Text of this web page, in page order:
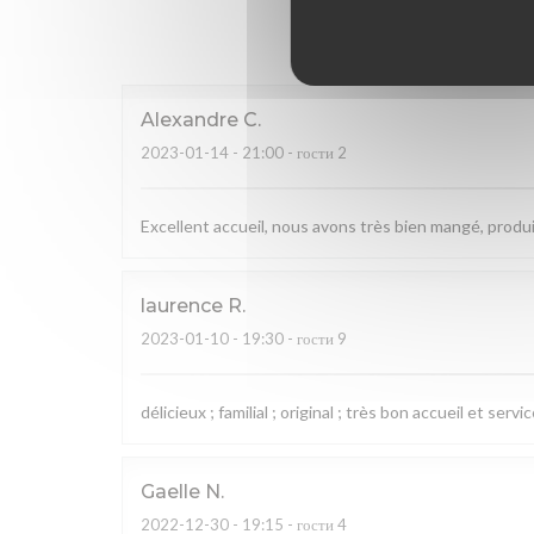
Оценки
Alexandre C
2023-01-14 - 21:00 - гости 2
Excellent accueil, nous avons très bien mangé,
laurence R
2023-01-10 - 19:30 - гости 9
délicieux ; familial ; original ; très bon accueil et
Gaelle N
2022-12-30 - 19:15 - гости 4